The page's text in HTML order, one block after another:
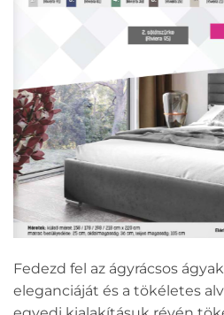
Fedezd fel az ágyrácsos
eleganciáját és a tökéletes